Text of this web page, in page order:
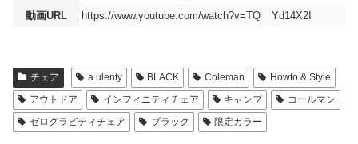
動画URL https://www.youtube.com/watch?v=TQ__Yd14X2I
チェア a.ulenty BLACK Coleman
Howto & Style
アウトドア
インフィニティチェア キャンプ
コールマン
ゼログラビティチェア
ブラック 限定カラー